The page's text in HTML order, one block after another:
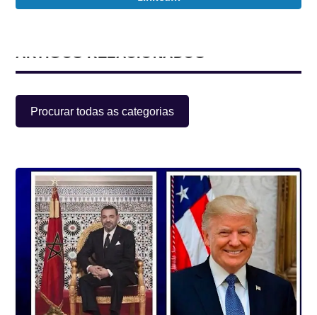
ARTIGOS RELACIONADOS
Procurar todas as categorias